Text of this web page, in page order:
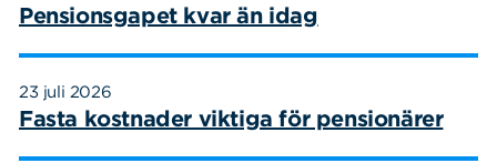
Pensionsgapet kvar än idag
23 juli 2026
Fasta kostnader viktiga för pensionärer